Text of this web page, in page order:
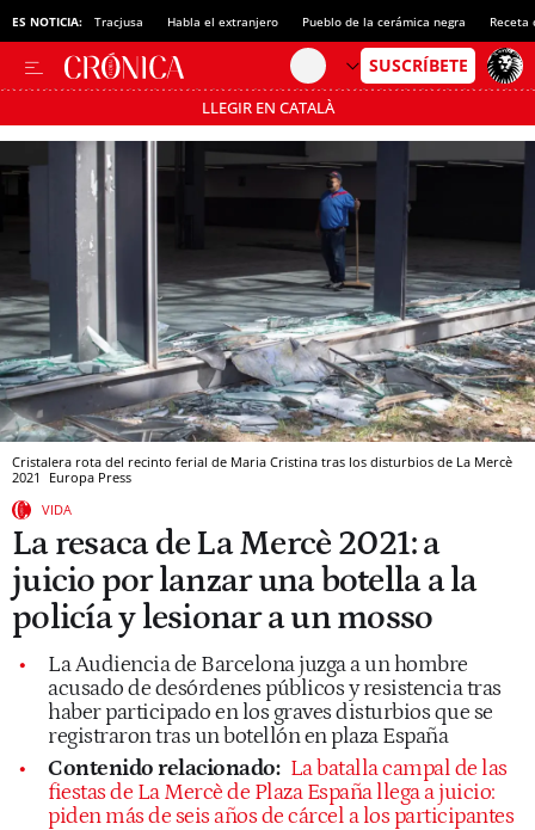
ES NOTICIA:
La Pegaso Tracjusa Habla el extranjero Pueblo de la cerámica negra Receta
LLEGIR EN CATALÀ
Pásate al MODO AHORRO
Cristalera rota del recinto ferial de Maria Cristina tras los disturbios de La Mercè
2021
Europa Press
VIDA
La resaca de La Mercè 2021: a
juicio por lanzar una botella a la
policía y lesionar a un mosso
La Audiencia de Barcelona juzga a un hombre
acusado de desórdenes públicos y resistencia tras
haber participado en los graves disturbios que se
registraron tras un botellón en plaza España
Contenido relacionado: La batalla campal de las
fiestas de La Mercè de Plaza España llega a juicio:
piden más de seis años de cárcel a los participantes